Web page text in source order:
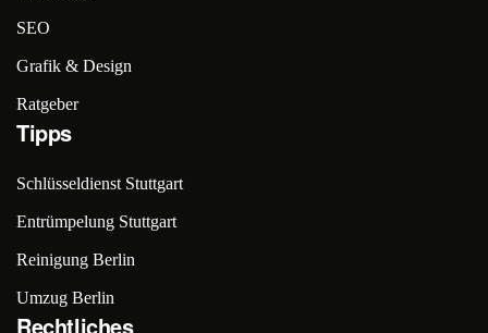
SEO
Grafik & Design
Ratgeber
Tipps
Schlüsseldienst Stuttgart
Entrümpelung Stuttgart
Reinigung Berlin
Umzug Berlin
Rechtliches